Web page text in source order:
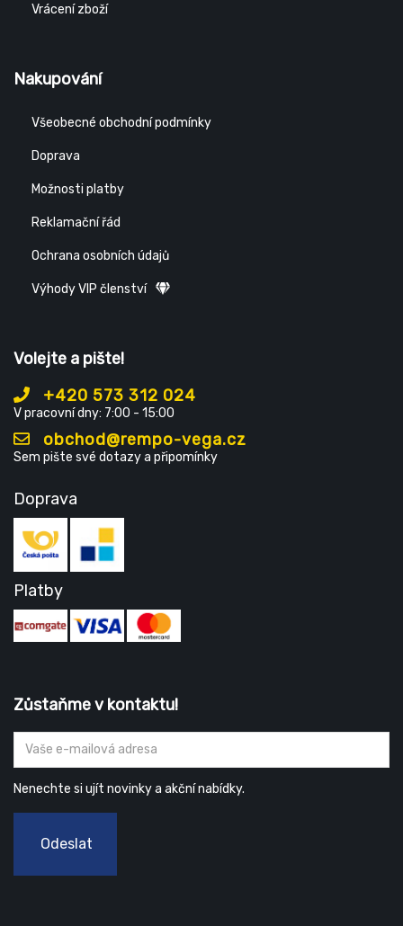
Vrácení zboží
Nakupování
Všeobecné obchodní podmínky
Doprava
Možnosti platby
Reklamační řád
Ochrana osobních údajů
Výhody VIP členství
Volejte a pište!
+420 573 312 024
V pracovní dny: 7:00 - 15:00
obchod@rempo-vega.cz
Sem pište své dotazy a připomínky
Doprava
Platby
Zůstaňme v kontaktu!
Nenechte si ujít novinky a akční nabídky.
Odeslat